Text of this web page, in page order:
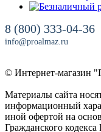
8 (800) 333-04-36
info@proalmaz.ru
© Интернет-
Материалы сайта
информационный
иной офертой на
Гражданского